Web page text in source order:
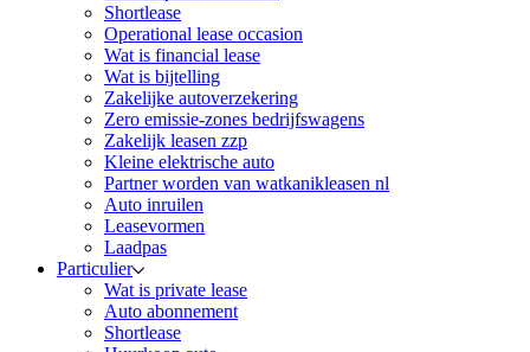
Shortlease
Operational lease occasion
Wat is financial lease
Wat is bijtelling
Zakelijke autoverzekering
Zero emissie-zones bedrijfswagens
Zakelijk leasen zzp
Kleine elektrische auto
Partner worden van watkanikleasen nl
Auto inruilen
Leasevormen
Laadpas
Particulier
Wat is private lease
Auto abonnement
Shortlease